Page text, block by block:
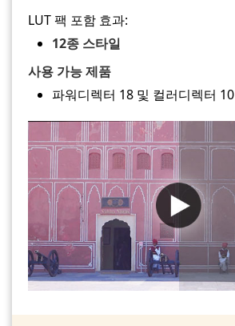
LUT 팩 포함 효과:
12종 스타일
사용 가능 제품
파워디렉터 18 및 컬러디렉터